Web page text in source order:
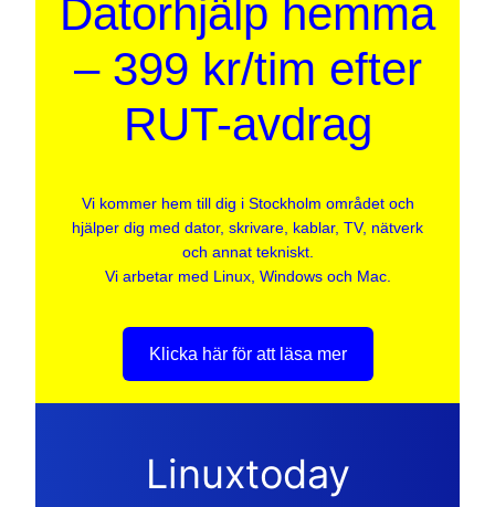
Datorhjälp hemma
– 399 kr/tim efter
RUT-avdrag
Vi kommer hem till dig i Stockholm området och
hjälper dig med dator, skrivare, kablar, TV, nätverk
och annat tekniskt.
Vi arbetar med Linux, Windows och Mac.
Klicka här för att läsa mer
Linuxtoday